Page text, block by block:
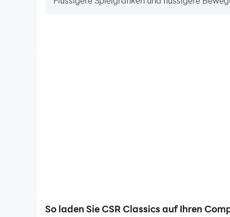
So laden Sie CSR Classics auf Ihren